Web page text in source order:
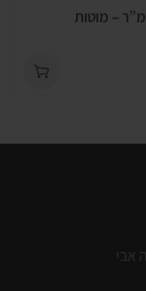
אוהל לאירועים 18×25 מ”ר – מוטות